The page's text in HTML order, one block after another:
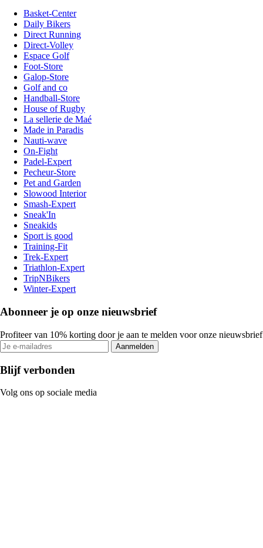
Basket-Center
Daily Bikers
Direct Running
Direct-Volley
Espace Golf
Foot-Store
Galop-Store
Golf and co
Handball-Store
House of Rugby
La sellerie de Maé
Made in Paradis
Nauti-wave
On-Fight
Padel-Expert
Pecheur-Store
Pet and Garden
Slowood Interior
Smash-Expert
Sneak'In
Sneakids
Sport is good
Training-Fit
Trek-Expert
Triathlon-Expert
TripNBikers
Winter-Expert
Abonneer je op onze nieuwsbrief
Profiteer van 10% korting door je aan te melden voor onze nieuwsbrief
Aanmelden
Blijf verbonden
Volg ons op sociale media